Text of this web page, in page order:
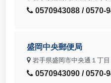
0570943088 / 0570-
盛岡中央郵便局
岩手県盛岡市中央通１丁目
0570943090 / 0570-